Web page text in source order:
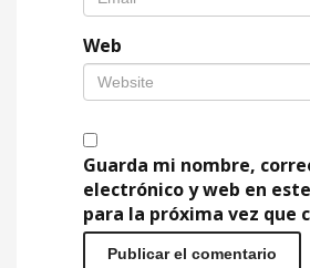
Web
Guarda mi nombre,
electrónico y web en
para la próxima vez que